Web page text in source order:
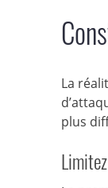
La
plus